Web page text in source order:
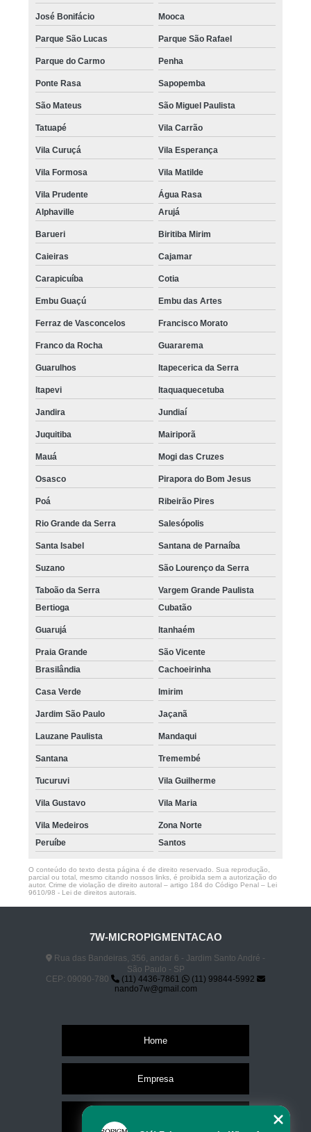
José Bonifácio Mooca
Parque São Lucas Parque São Rafael
Parque do Carmo Penha
Ponte Rasa Sapopemba
São Mateus São Miguel Paulista
Tatuapé Vila Carrão
Vila Curuçá Vila Esperança
Vila Formosa Vila Matilde
Vila Prudente
Água Rasa
Alphaville
Arujá
Barueri Biritiba Mirim
Caieiras Cajamar
Carapicuíba Cotia
Embu Guaçú Embu das Artes
Ferraz de Vasconcelos Francisco Morato
Franco da Rocha Guararema
Guarulhos Itapecerica da Serra
Itapevi Itaquaquecetuba
Jandira Jundiaí
Juquitiba Mairiporã
Mauá Mogi das Cruzes
Osasco Pirapora do Bom Jesus
Poá Ribeirão Pires
Rio Grande da Serra Salesópolis
Santa Isabel Santana de Parnaíba
Suzano São Lourenço da Serra
Taboão da Serra
Vargem Grande Paulista
Bertioga
Cubatão
Guarujá Itanhaém
Praia Grande
São Vicente
Brasilândia
Cachoeirinha
Casa Verde Imirim
Jardim São Paulo Jaçanã
Lauzane Paulista Mandaqui
Santana Tremembé
Tucuruvi Vila Guilherme
Vila Gustavo Vila Maria
Vila Medeiros
Zona Norte
Peruíbe
Santos
O conteúdo do texto desta página é de direito reservado. Sua reprodução,
parcial ou total, mesmo citando nossos links, é proibida sem a autorização do
autor. Crime de violação de direito autoral – artigo 184 do Código Penal – Lei
9610/98 - Lei de direitos autorais
7W-MICROPIGMENTACAO
Rua das Bandeiras, 356, andar 6 - Jardim Santo André -
São Paulo - SP
CEP: 09090-780
(11) 4436-7861
(11) 99844-5992
nando7w@gmail.com
Home
Empresa